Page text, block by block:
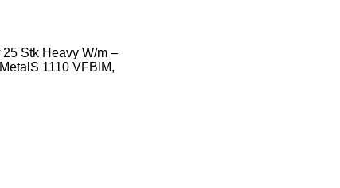
Stk Heavy W/m –
1110 VFBIM,